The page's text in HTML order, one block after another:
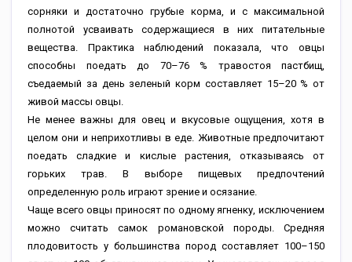
сорняки и достаточно грубые корма, и с максимальной
полнотой усваивать содержащиеся в них питательные
вещества. Практика наблюдений показала, что овцы
способны поедать до 70–76 % травостоя пастбищ,
съедаемый за день зеленый корм составляет 15–20 % от
живой массы овцы.
Не менее важны для овец и вкусовые ощущения, хотя в
целом они и неприхотливы в еде. Животные предпочитают
поедать сладкие и кислые растения, отказываясь от
горьких трав. В выборе пищевых предпочтений
определенную роль играют зрение и осязание.
Чаще всего овцы приносят по одному ягненку, исключением
можно считать самок романовской породы. Средняя
плодовитость у большинства пород составляет 100–150